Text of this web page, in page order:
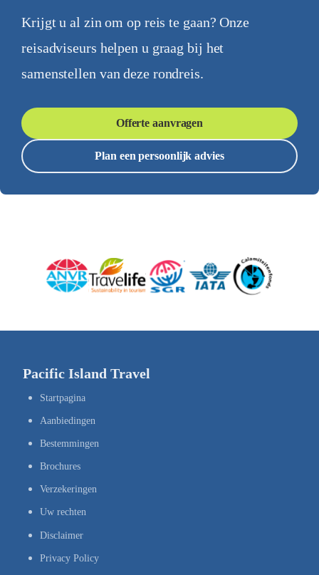
Krijgt u al zin om op reis te gaan? Onze
reisadviseurs helpen u graag bij het
samenstellen van deze rondreis.
Offerte aanvragen
Plan een persoonlijk advies
Pacific Island Travel
Startpagina
Aanbiedingen
Bestemmingen
Brochures
Verzekeringen
Uw rechten
Disclaimer
Privacy Policy